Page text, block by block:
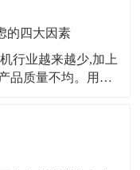
的四大因素
行业越来越少,加上
品质量不均。用自
的稳定性。数量